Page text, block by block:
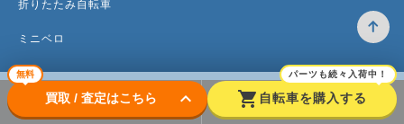
無料
買取 / 査定はこちら keyboard_arrow_down shopping_cart
パーツも続々入荷中！
自転車を購入する
折りたたみ自転車
ミニベロ
トップ 高価買取のワケ